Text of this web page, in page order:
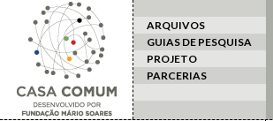
ARQUIVOS
GUIAS DE PESQUISA
PROJETO
PARCERIAS